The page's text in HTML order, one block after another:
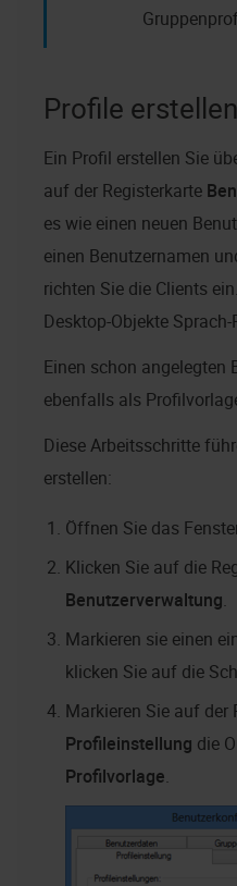
Profile erstellen
Ein Profil erstellen Sie
auf der Registerkarte
es wie einen neuen
einen Benutzernamen
richten Sie die Clients
Desktop-Objekte
Einen schon angelegten
ebenfalls als
Diese Arbeitsschritte
erstellen:
Öffnen Sie das
Klicken Sie auf die
Benutzerverwaltung.
Markieren sie einen
klicken Sie auf die
Markieren Sie auf der
Profileinstellung die
Profilvorlage.